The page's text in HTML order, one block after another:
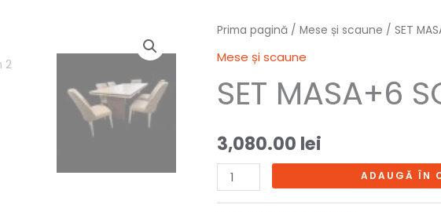
Prima pagină /Mese și scaune / SET
Mese și scaune
SET MASA+6
3,080.00 lei
Cantitate
SET
SCAUNE
ADAUGĂ ÎN